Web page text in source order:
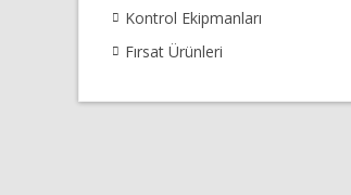
Kontrol Ekipmanları
Fırsat Ürünleri